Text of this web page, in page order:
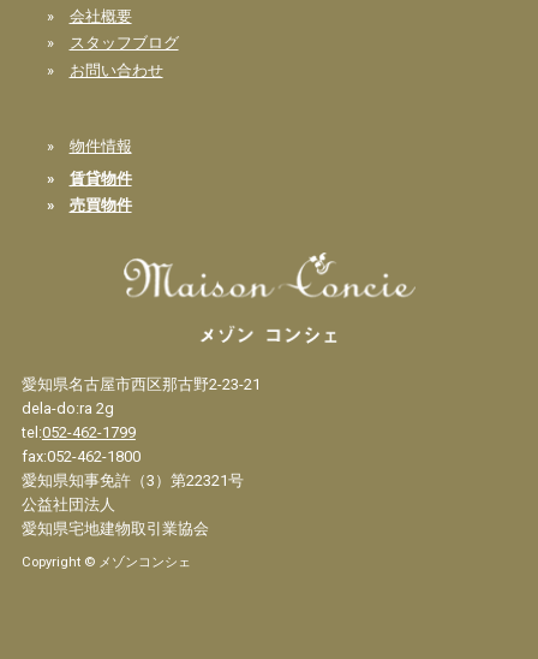
» 会社概要
» スタッフブログ
» お問い合わせ
» 物件情報
» 賃貸物件
» 売買物件
愛知県名古屋市西区那古野2-23-21
dela-do:ra 2g
tel:052-462-1799
fax:052-462-1800
愛知県知事免許（3）第22321号
公益社団法人
愛知県宅地建物取引業協会
Copyright © メゾンコンシェ